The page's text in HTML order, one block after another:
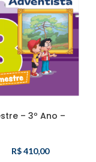
– 3º Ano –
R$410,00